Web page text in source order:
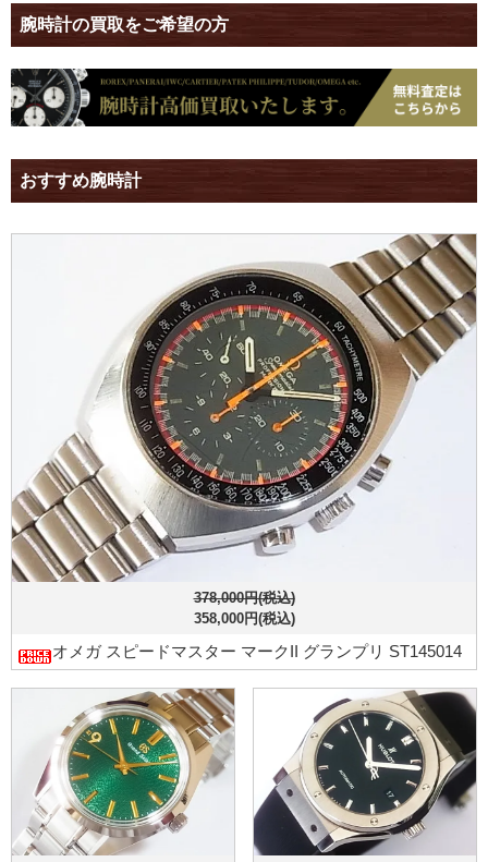
腕時計の買取をご希望の方
おすすめ腕時計
378,000円(税込)
358,000円(税込)
オメガ スピードマスター マークII グランプリ ST145014